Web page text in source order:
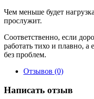
Чем меньше будет
прослужит.
Соответственно, если
работать тихо и плавно, а
без проблем.
Отзывов (0)
Написать отзыв